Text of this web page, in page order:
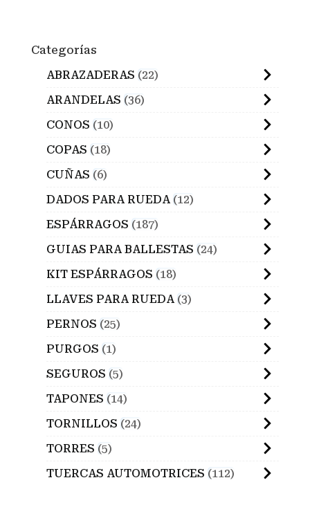
Categorías
ABRAZADERAS 22
ARANDELAS 36
CONOS 10
COPAS 18
CUÑAS 6
DADOS PARA RUEDA 12
ESPÁRRAGOS 187
GUIAS PARA BALLESTAS 24
KIT ESPÁRRAGOS 18
LLAVES PARA RUEDA 3
PERNOS 25
PURGOS 1
SEGUROS 5
TAPONES 14
TORNILLOS 24
TORRES 5
TUERCAS AUTOMOTRICES 112